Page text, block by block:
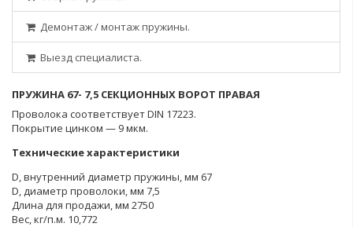
Демонтаж / монтаж пружины.
Выезд специалиста.
ПРУЖИНА 67- 7,5 СЕКЦИОННЫХ ВОРОТ ПРАВАЯ
Проволока соответствует DIN 17223.
Покрытие цинком — 9 мкм.
Технические характеристики
D, внутренний диаметр пружины, мм 67
D, диаметр проволоки, мм 7,5
Длина для продажи, мм 2750
Вес, кг/п.м. 10,772